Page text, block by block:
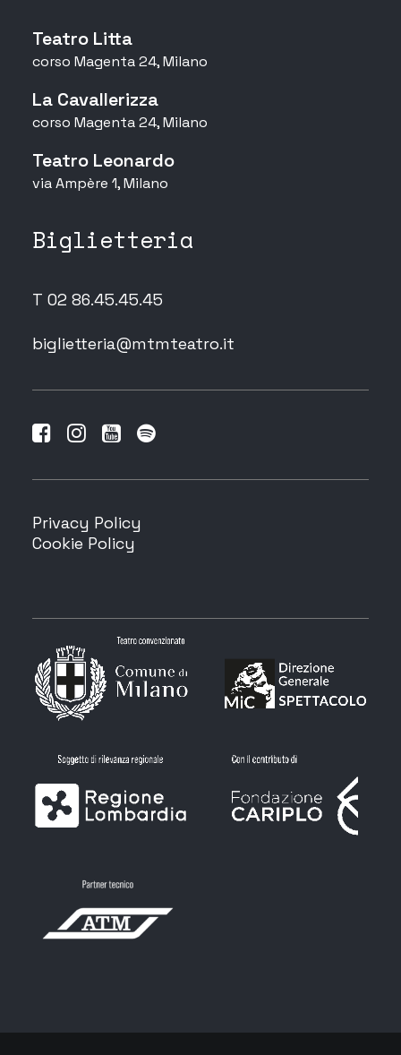
Teatro Litta
corso Magenta 24, Milano
La Cavallerizza
corso Magenta 24, Milano
Teatro Leonardo
via Ampère 1, Milano
Biglietteria
T 02 86.45.45.45
biglietteria@mtmteatro.it
Privacy Policy
Cookie Policy